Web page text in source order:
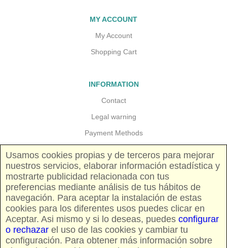
MY ACCOUNT
My Account
Shopping Cart
INFORMATION
Contact
Legal warning
Payment Methods
Shipping costs
Pricing and availability
FOLLOW US
Usamos cookies propias y de terceros para mejorar
nuestros servicios, elaborar información estadística y
mostrarte publicidad relacionada con tus
preferencias mediante análisis de tus hábitos de
navegación. Para aceptar la instalación de estas
cookies para los diferentes usos puedes clicar en
Aceptar. Asi mismo y si lo deseas, puedes configurar
o rechazar el uso de las cookies y cambiar tu
configuración. Para obtener más información sobre